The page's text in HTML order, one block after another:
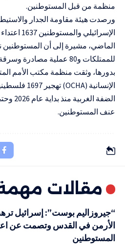
منظمة من قبل المستوطنين.
ورصدت هيئة مقاومة الجدار
للممتلكات و80 عملية مصادرة وسرقة.
بدورها، وثقت منظمة مكتب الأمم
الإنسانية (OCHA
الضفة
عنف المستوطنين.
مقالات
“جيروزاليم بوست”: إسرائيل
الأرمن في القدس وتصمت عن
المستوطنين